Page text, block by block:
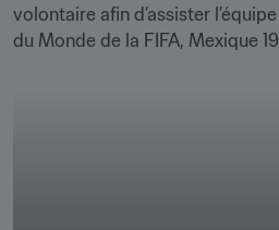
volontaire afin d’assister
du Monde de la FIFA, Mexique